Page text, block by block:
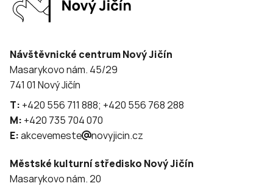
Návštěvnické centrum Nový Jičín
Masarykovo nám. 45/29
741 01 Nový Jičín
T: +420 556 711 888; +420 556 768 288
M: +420 735 704 070
E:akcevemeste novyjicin.cz
Městské kulturní středisko Nový Jičín
Masarykovo nám. 20